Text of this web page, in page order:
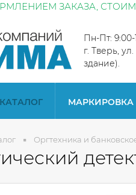
ЗАКАЗА,
Пн-Пт:
г. Тверь,
здание).
КАТАЛОГ МАРКИРОВКА
Оргтехника и